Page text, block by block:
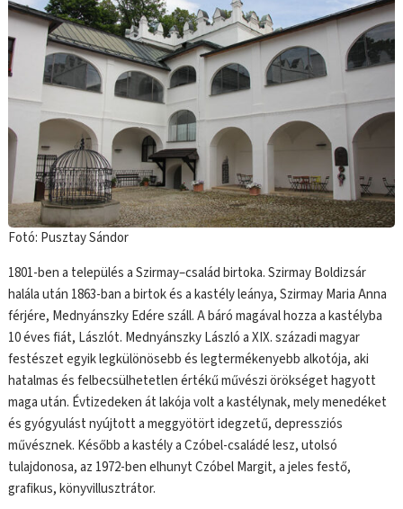
Fotó: Pusztay Sándor
1801-ben a település a Szirmay–család birtoka. Szirmay Boldizsár
halála után 1863-ban a birtok és a kastély leánya, Szirmay Maria Anna
férjére, Mednyánszky Edére száll. A báró magával hozza a kastélyba
10 éves fiát, Lászlót. Mednyánszky László a XIX. századi magyar
festészet egyik legkülönösebb és legtermékenyebb alkotója, aki
hatalmas és felbecsülhetetlen értékű művészi örökséget hagyott
maga után. Évtizedeken át lakója volt a kastélynak, mely menedéket
és gyógyulást nyújtott a meggyötört idegzetű, depressziós
művésznek. Később a kastély a Czóbel-családé lesz, utolsó
tulajdonosa, az 1972-ben elhunyt Czóbel Margit, a jeles festő,
grafikus, könyvillusztrátor.